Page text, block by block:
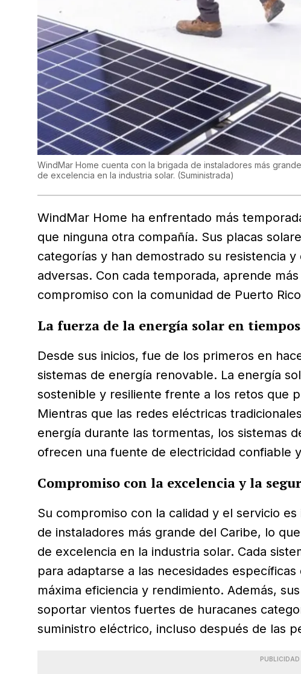
WindMar Home cuenta con la brigada de instaladores más
de excelencia en la industria solar. (Suministrada)
WindMar Home ha enfrentado más
que ninguna otra compañía. Sus placas
categorías y han demostrado su resistencia
adversas. Con cada temporada, aprende
compromiso con la comunidad de Puerto
La fuerza de la energía solar en
Desde sus inicios, fue de los primeros en
sistemas de energía renovable. La energía
sostenible y resiliente frente a los retos que
Mientras que las redes eléctricas
energía durante las tormentas, los sistemas
ofrecen una fuente de electricidad confiable
Compromiso con la excelencia y la
Su compromiso con la calidad y el servicio
de instaladores más grande del Caribe, lo
de excelencia en la industria solar. Cada
para adaptarse a las necesidades
máxima eficiencia y rendimiento. Además,
soportar vientos fuertes de huracanes
suministro eléctrico, incluso después de las
PUBLICIDAD